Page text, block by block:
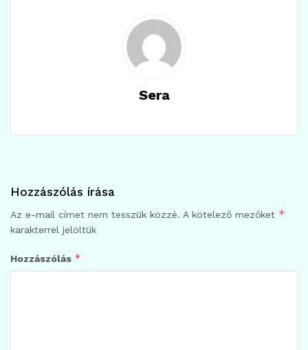
Sera
Hozzászólás írása
Az e-mail címet nem tesszük közzé. A kötelező mezőket *
karakterrel jelöltük
Hozzászólás *